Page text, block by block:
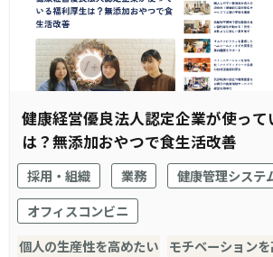
健康経営優良法人認定企業が使って
は？無添加おやつで食生活改善
採用・組織 業務
健康管理システ
オフィスコンビニ
個人の生産性を高めたい
モチベーション